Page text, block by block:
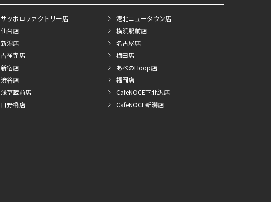
サッポロファクトリー店
仙台店
新潟店
吉祥寺店
新宿店
渋谷店
浅草蔵前店
日野橋店
港北ニュータウン店
横浜駅前店
名古屋店
梅田店
あべのHoop店
福岡店
CafeNOCE下北沢店
CafeNOCE新潟店